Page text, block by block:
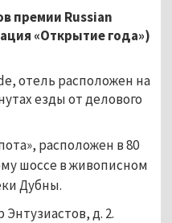
премии Russian
«Открытие года»)
отель расположен на
езды от делового
расположен в 80
шоссе в живописном
Дубны.
Энтузиастов, д. 2.